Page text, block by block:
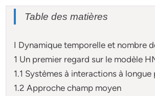
Table des matières
I Dynamique temporelle et nombre
1 Un premier regard sur le modèle
1.1 Systèmes à interactions à longue
1.2 Approche champ moyen